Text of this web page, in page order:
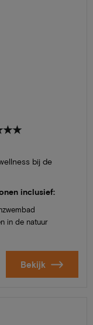
bij de
inclusief:
in de natuur
Bekijk